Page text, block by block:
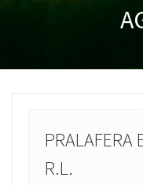
PRALAFERA
R.L.